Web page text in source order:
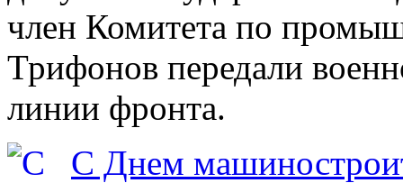
член Комитета по
Трифонов передали
линии фронта.
С Днем